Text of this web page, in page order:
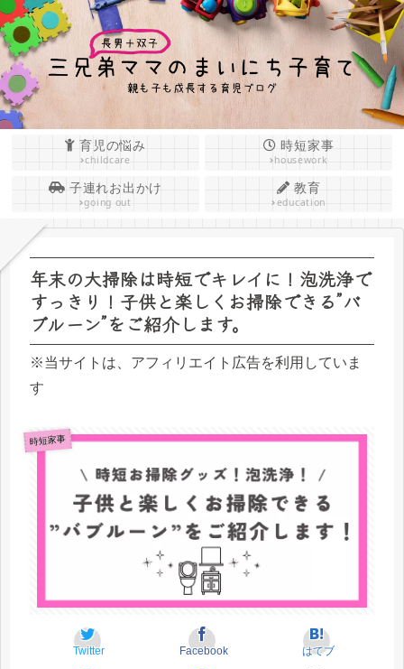
育児の悩み
childcare
時短家事
housework
子連れお出かけ
going out
教育
education
年末の大掃除は時短でキレイに！泡洗浄で
すっきり！子供と楽しくお掃除できる”バ
ブルーン”をご紹介します。
※当サイトは、アフィリエイト広告を利用していま
す
時短家事
Twitter Facebook はてブ